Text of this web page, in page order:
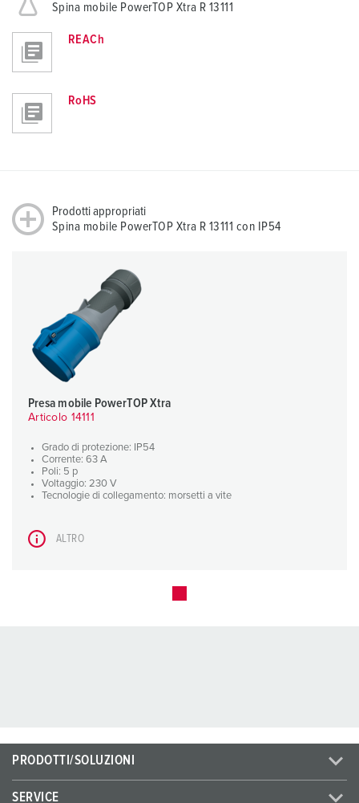
Spina mobile PowerTOP Xtra R 13111
REACh
RoHS
Prodotti appropriati
Spina mobile PowerTOP Xtra R 13111 con IP54
Presa mobile PowerTOP Xtra
Articolo 14111
Grado di protezione: IP54
Corrente: 63 A
Poli: 5 p
Voltaggio: 230 V
Tecnologie di collegamento: morsetti a vite
ALTRO
PRODOTTI/SOLUZIONI
SERVICE